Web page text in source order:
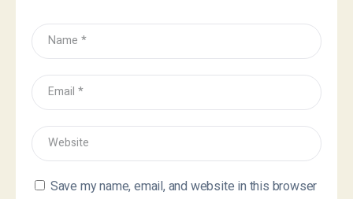
Save my name, email, and website in this browser